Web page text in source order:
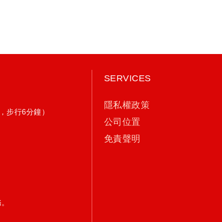
步行6分鐘）
SERVICES
隱私權政策
公司位置
免責聲明
姓名